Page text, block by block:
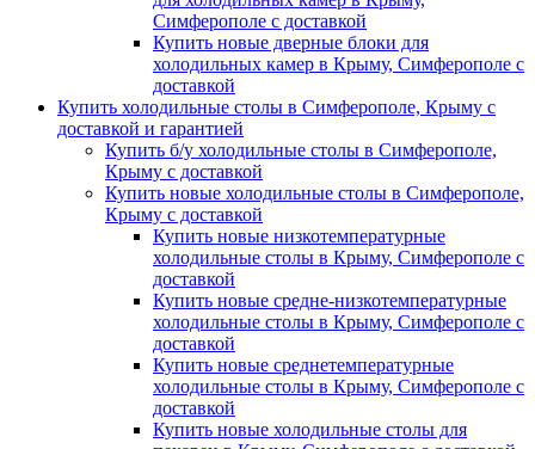
Симферополе с доставкой
Купить новые дверные блоки для
холодильных камер в Крыму, Симферополе с
доставкой
Купить холодильные столы в Симферополе, Крыму с
доставкой и гарантией
Купить б/у холодильные столы в Симферополе,
Крыму с доставкой
Купить новые холодильные столы в Симферополе,
Крыму с доставкой
Купить новые низкотемпературные
холодильные столы в Крыму, Симферополе с
доставкой
Купить новые средне-низкотемпературные
холодильные столы в Крыму, Симферополе с
доставкой
Купить новые среднетемпературные
холодильные столы в Крыму, Симферополе с
доставкой
Купить новые холодильные столы для